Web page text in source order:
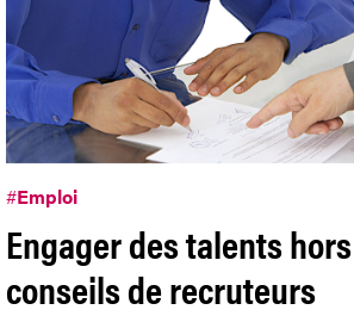
#Emploi
Engager des talents
conseils de recruteurs